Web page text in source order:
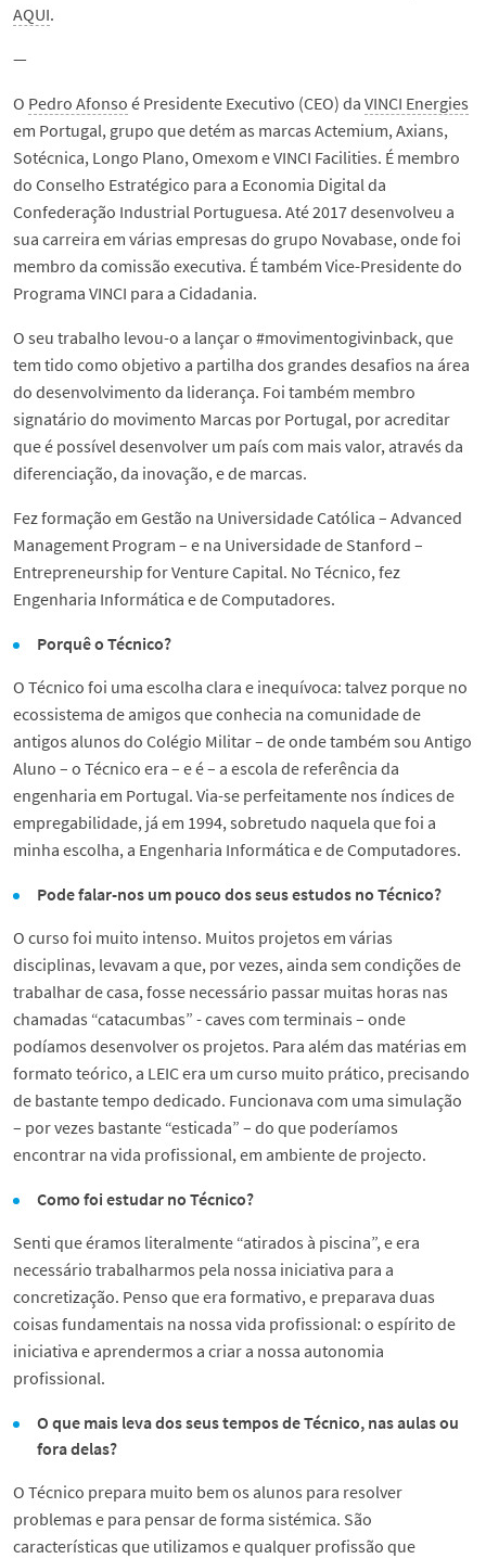
AQUI.
—
O Pedro Afonso é Presidente Executivo (CEO) da VINCI Energies
em Portugal, grupo que detém as marcas Actemium, Axians,
Sotécnica, Longo Plano, Omexom e VINCI Facilities. É membro
do Conselho Estratégico para a Economia Digital da
Confederação Industrial Portuguesa. Até 2017 desenvolveu a
sua carreira em várias empresas do grupo Novabase, onde foi
membro da comissão executiva. É também Vice-Presidente do
Programa VINCI para a Cidadania.
O seu trabalho levou-o a lançar o #movimentogivinback, que
tem tido como objetivo a partilha dos grandes desafios na área
do desenvolvimento da liderança. Foi também membro
signatário do movimento Marcas por Portugal, por acreditar
que é possível desenvolver um país com mais valor, através da
diferenciação, da inovação, e de marcas.
Fez formação em Gestão na Universidade Católica – Advanced
Management Program – e na Universidade de Stanford –
Entrepreneurship for Venture Capital. No Técnico, fez
Engenharia Informática e de Computadores.
Porquê o Técnico?
O Técnico foi uma escolha clara e inequívoca: talvez porque no
ecossistema de amigos que conhecia na comunidade de
antigos alunos do Colégio Militar – de onde também sou Antigo
Aluno – o Técnico era – e é – a escola de referência da
engenharia em Portugal. Via-se perfeitamente nos índices de
empregabilidade, já em 1994, sobretudo naquela que foi a
minha escolha, a Engenharia Informática e de Computadores.
Pode falar-nos um pouco dos seus estudos no Técnico?
O curso foi muito intenso. Muitos projetos em várias
disciplinas, levavam a que, por vezes, ainda sem condições de
trabalhar de casa, fosse necessário passar muitas horas nas
chamadas “catacumbas” - caves com terminais – onde
podíamos desenvolver os projetos. Para além das matérias em
formato teórico, a LEIC era um curso muito prático, precisando
de bastante tempo dedicado. Funcionava com uma simulação
– por vezes bastante “esticada” – do que poderíamos
encontrar na vida profissional, em ambiente de projecto.
Como foi estudar no Técnico?
Senti que éramos literalmente “atirados à piscina”, e era
necessário trabalharmos pela nossa iniciativa para a
concretização. Penso que era formativo, e preparava duas
coisas fundamentais na nossa vida profissional: o espírito de
iniciativa e aprendermos a criar a nossa autonomia
profissional.
O que mais leva dos seus tempos de Técnico, nas aulas ou
fora delas?
O Técnico prepara muito bem os alunos para resolver
problemas e para pensar de forma sistémica. São
características que utilizamos e qualquer profissão que